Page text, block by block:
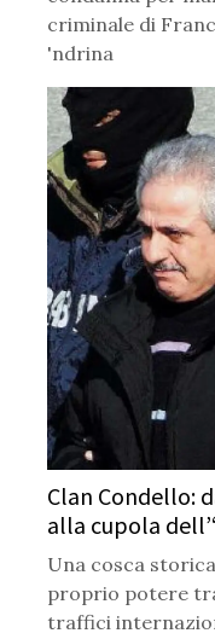
criminale di
'ndrina
Clan Condello:
alla cupola
Una cosca
proprio potere
traffici